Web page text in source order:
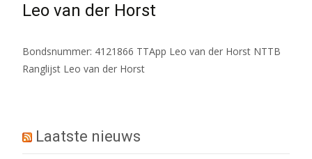
Leo van der Horst
Bondsnummer: 4121866 TTApp Leo van der Horst NTTB
Ranglijst Leo van der Horst
Laatste nieuws